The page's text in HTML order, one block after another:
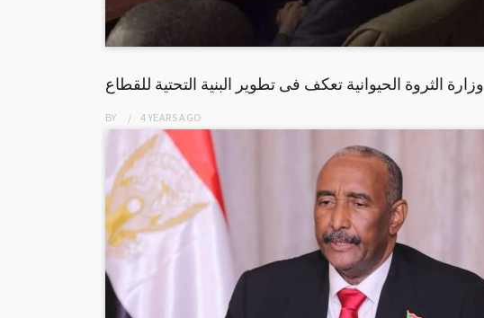
وزارة الثروة الحيوانية تعكف فى تطوير البنية التحتية للقطاع
BY 4 YEARSAGO